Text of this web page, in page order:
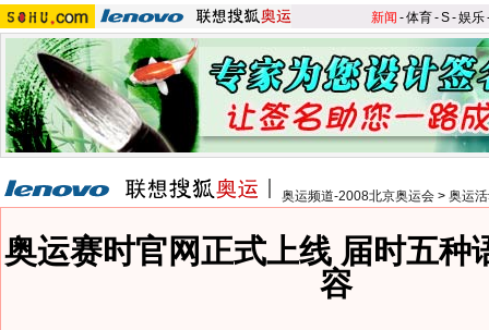
新闻 -体育-S-娱乐
奥运频道-2008北京奥运会 > 奥运
奥运赛时官网正式上线 届时五种
容